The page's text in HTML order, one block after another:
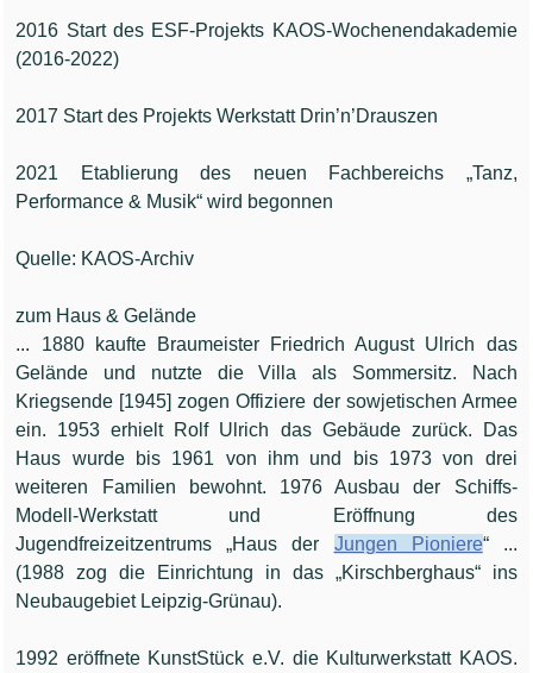
2016 Start des ESF-Projekts KAOS-Wochenendakademie
(2016-2022)
2017 Start des Projekts Werkstatt Drin’n’Drauszen
2021 Etablierung des neuen Fachbereichs „Tanz,
Performance & Musik“ wird begonnen
Quelle: KAOS-Archiv
zum Haus & Gelände
... 1880 kaufte Braumeister Friedrich August Ulrich das
Gelände und nutzte die Villa als Sommersitz. Nach
Kriegsende [1945] zogen Offiziere der sowjetischen Armee
ein. 1953 erhielt Rolf Ulrich das Gebäude zurück. Das
Haus wurde bis 1961 von ihm und bis 1973 von drei
weiteren Familien bewohnt. 1976 Ausbau der Schiffs-
Modell-Werkstatt und Eröffnung des
Jugendfreizeitzentrums „Haus der Jungen Pioniere“ ...
(1988 zog die Einrichtung in das „Kirschberghaus“ ins
Neubaugebiet Leipzig-Grünau).
1992 eröffnete KunstStück e.V. die Kulturwerkstatt KAOS.